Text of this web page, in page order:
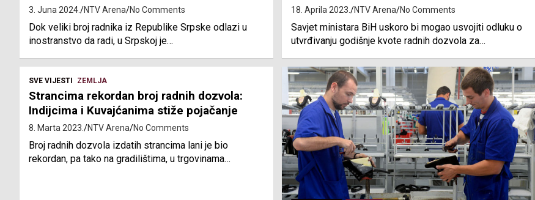
3. Juna 2024. NTV Arena No Comments
Dok veliki broj radnika iz Republike Srpske odlazi u
inostranstvo da radi, u Srpskoj je…
18. Aprila 2023. NTV Arena No Comments
Savjet ministara BiH uskoro bi mogao usvojiti odluku o
utvrđivanju godišnje kvote radnih dozvola za…
SVE VIJESTI ZEMLJA
Strancima rekordan broj radnih dozvola:
Indijcima i Kuvajćanima stiže pojačanje
8. Marta 2023. NTV Arena No Comments
Broj radnih dozvola izdatih strancima lani je bio
rekordan, pa tako na gradilištima, u trgovinama…